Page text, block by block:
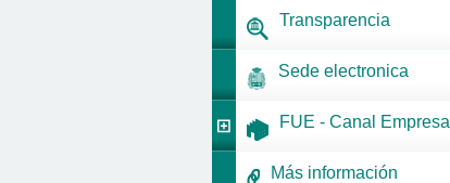
Transparencia
Sede electronica
FUE - Canal Empresa
Más información